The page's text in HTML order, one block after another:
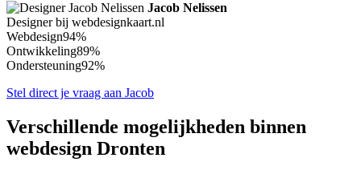
Jacob Nelissen
Designer bij webdesignkaart.nl
Webdesign94%
Ontwikkeling89%
Ondersteuning92%
Stel direct je vraag aan Jacob
Verschillende mogelijkheden binnen
webdesign Dronten